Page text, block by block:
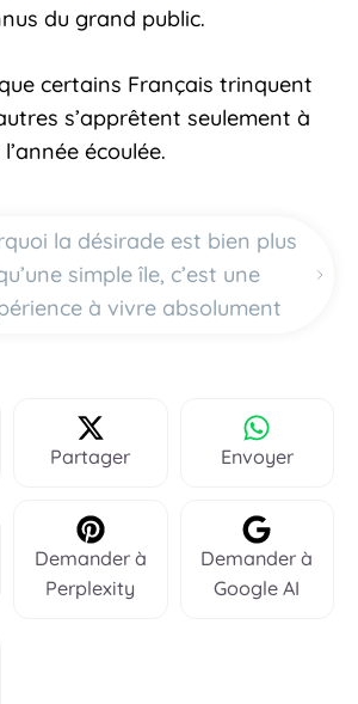
du grand public.
certains Français trinquent
s’apprêtent seulement à
écoulée.
la désirade est bien plus
simple île, c’est une
à vivre absolument
Partager Envoyer
Demander à
Perplexity
Demander à
Google AI